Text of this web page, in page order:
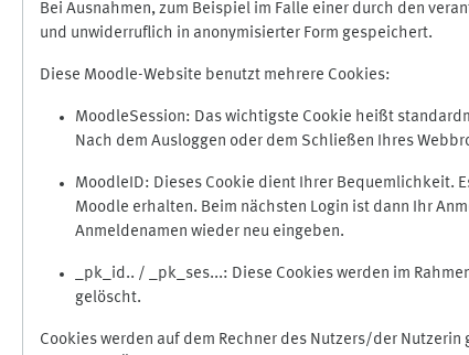
Bei Ausnahmen, zum Beispiel im Falle einer durch den
und unwiderruflich in anonymisierter Form gespeichert.
Diese Moodle-Website benutzt mehrere Cookies:
MoodleSession: Das wichtigste Cookie heißt
Nach dem Ausloggen oder dem Schließen Ihres
MoodleID: Dieses Cookie dient Ihrer Bequemlichkeit.
Moodle erhalten. Beim nächsten Login ist dann Ihr
Anmeldenamen wieder neu eingeben.
_pk_id.. / _pk_ses...: Diese Cookies werden im
gelöscht.
Cookies werden auf dem Rechner des Nutzers/der